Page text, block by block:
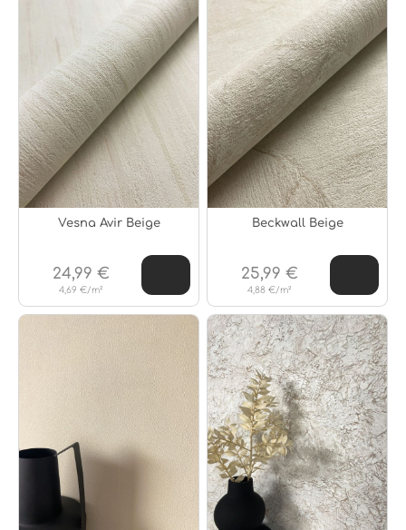
Vesna Avir Beige
4,69 €/m²
24,99 €
Beckwall Beige
4,88 €/m²
25,99 €